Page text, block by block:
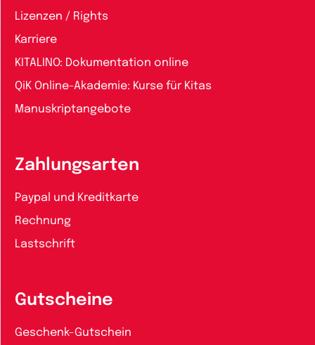
Lizenzen / Rights
Karriere
KITALINO: Dokumentation online
QiK Online-Akademie: Kurse für Kitas
Manuskriptangebote
Zahlungsarten
Paypal und Kreditkarte
Rechnung
Lastschrift
Gutscheine
Geschenk-Gutschein